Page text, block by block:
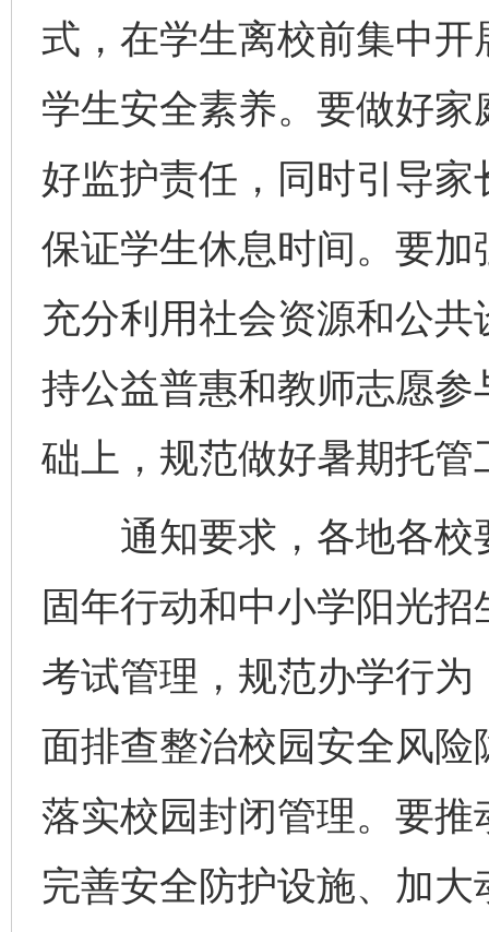
式，在学生离校前集中
学生安全素养。要做好
好监护责任，同时引导
保证学生休息时间。要
充分利用社会资源和公
持公益普惠和教师志愿
础上，规范做好暑期托管
通知要求，各地各校
固年行动和中小学阳光
考试管理，规范办学行
面排查整治校园安全风
落实校园封闭管理。要
完善安全防护设施、加